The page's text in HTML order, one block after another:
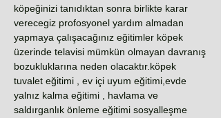
köpeğinizi tanıdıktan sonra birlikte karar
verecegiz profosyonel yardım almadan
yapmaya çalışacağınız eğitimler köpek
üzerinde telavisi mümkün olmayan davranış
bozukluklarına neden olacaktır.köpek
tuvalet eğitimi , ev içi uyum eğitimi,evde
yalnız kalma eğitimi , havlama ve
saldırganlık önleme eğitimi sosyalleşme